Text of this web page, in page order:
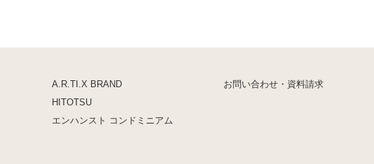
A.R.TI.X BRAND
HITOTSU
エンハンスト コンドミニアム
お問い合わせ・資料請求